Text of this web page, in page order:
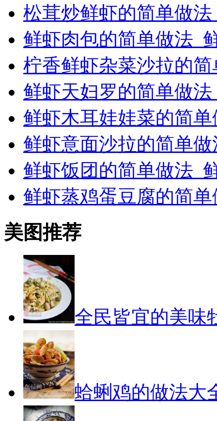
松茸炒鲜虾的简单做
鲜虾肉包的简单做法_
柠香鲜虾杂菜沙拉的
鲜虾天妇罗的简单做
鲜虾木耳娃娃菜的简
鲜虾意面沙拉的简单
鲜虾饭团的简单做法_
鲜虾蒸鸡蛋豆腐的简
美图推荐
全民皆宜的美味
蛤蜊鸡的做法大